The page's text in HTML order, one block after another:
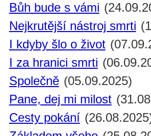
Bůh bude s vámi
Nejkrutější nástroj smrti
I kdyby šlo o život
I za hranici smrti
Společně (05.09.2025)
Pane, dej mi milost
Cesty pokání